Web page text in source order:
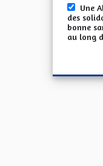
Une
des
bonne
au long